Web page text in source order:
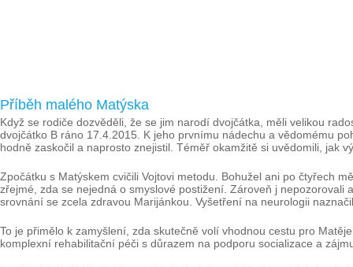
Příběh malého Matýska
Když se rodiče dozvěděli, že se jim narodí dvojčátka, měli velikou
dvojčátko B ráno 17.4.2015. K jeho prvnímu nádechu a vědomému
hodně zaskočil a naprosto znejistil. Téměř okamžitě si uvědomili, jak
Zpočátku s Matýskem cvičili Vojtovi metodu. Bohužel ani po čtyřech
zřejmé, zda se nejedná o smyslové postižení. Zároveň j
srovnání se zcela zdravou Marijánkou. Vyšetření na neurologii
To je přimělo k zamyšlení, zda skutečně volí vhodnou cestu pro
komplexní rehabilitační péči s důrazem na podporu socializace a